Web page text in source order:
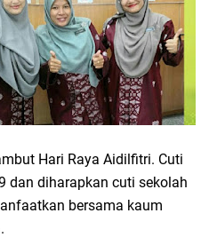
Hari Raya Aidilfitri. Cuti
dan diharapkan cuti sekolah
bersama kaum